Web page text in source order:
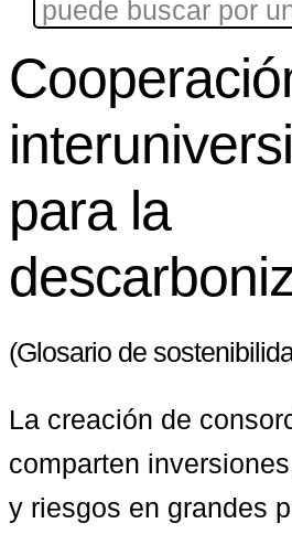
para la
(Glosario de
La creación de
comparten
y riesgos en grandes